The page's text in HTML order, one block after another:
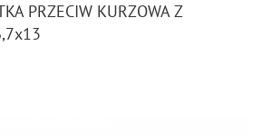
PRZECIW KURZOWA Z